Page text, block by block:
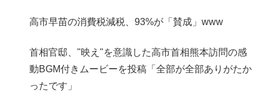
高市早苗の消費税減税、93%が「賛成」www
首相官邸、"映え"を意識した高市首相熊本訪問の感
動BGM付きムービーを投稿「全部が全部ありがたか
ったです」